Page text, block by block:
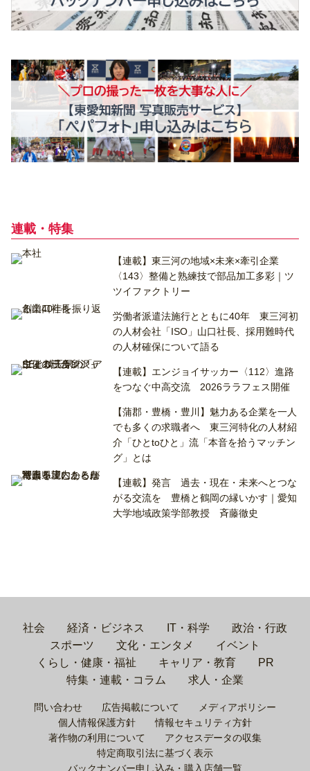
連載・特集
【連載】東三河の地域×未来×牽引企業
〈143〉整備と熟練技で部品加工多彩｜ツ
ツイファクトリー
労働者派遣法施行とともに40年 東三河初
の人材会社「ISO」山口社長、採用難時代
の人材確保について語る
【連載】エンジョイサッカー〈112〉進路
をつなぐ中高交流 2026ララフェス開催
【蒲郡・豊橋・豊川】魅力ある企業を一人
でも多くの求職者へ 東三河特化の人材紹
介「ひとtoひと」流「本音を拾うマッチン
グ」とは
【連載】発言 過去・現在・未来へとつな
がる交流を 豊橋と鶴岡の縁いかす｜愛知
大学地域政策学部教授 斉藤徹史
社会 経済・ビジネス IT・科学
政治・行政
スポーツ
文化・エンタメ
イベント
くらし・健康・福祉
キャリア・教育
PR
特集・連載・コラム
求人・企業
問い合わせ 広告掲載について
メディアポリシー
個人情報保護方針
情報セキュリティ方針
著作物の利用について
アクセスデータの収集
特定商取引法に基づく表示
バックナンバー申し込み・購入店舗一覧